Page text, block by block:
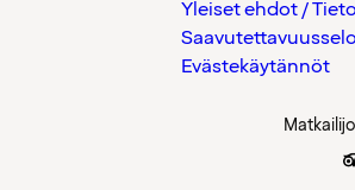
Yleiset ehdot /
Evästekäytännöt